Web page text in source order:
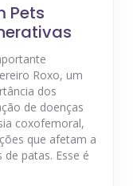
Pets
Roxo, um
dos
de doenças
coxofemoral,
que afetam a
patas. Esse é